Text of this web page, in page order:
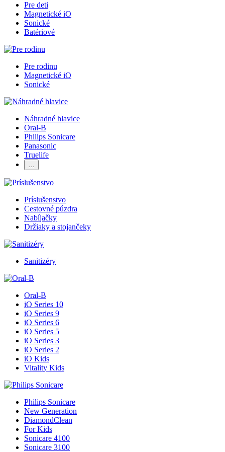
Pre deti
Magnetické iO
Sonické
Batériové
Pre rodinu
Magnetické iO
Sonické
Náhradné hlavice
Oral-B
Philips Sonicare
Panasonic
Truelife
…
Príslušenstvo
Cestovné púzdra
Nabíjačky
Držiaky a stojančeky
Sanitizéry
Oral-B
iO Series 10
iO Series 9
iO Series 6
iO Series 5
iO Series 3
iO Series 2
iO Kids
Vitality Kids
Philips Sonicare
New Generation
DiamondClean
For Kids
Sonicare 4100
Sonicare 3100